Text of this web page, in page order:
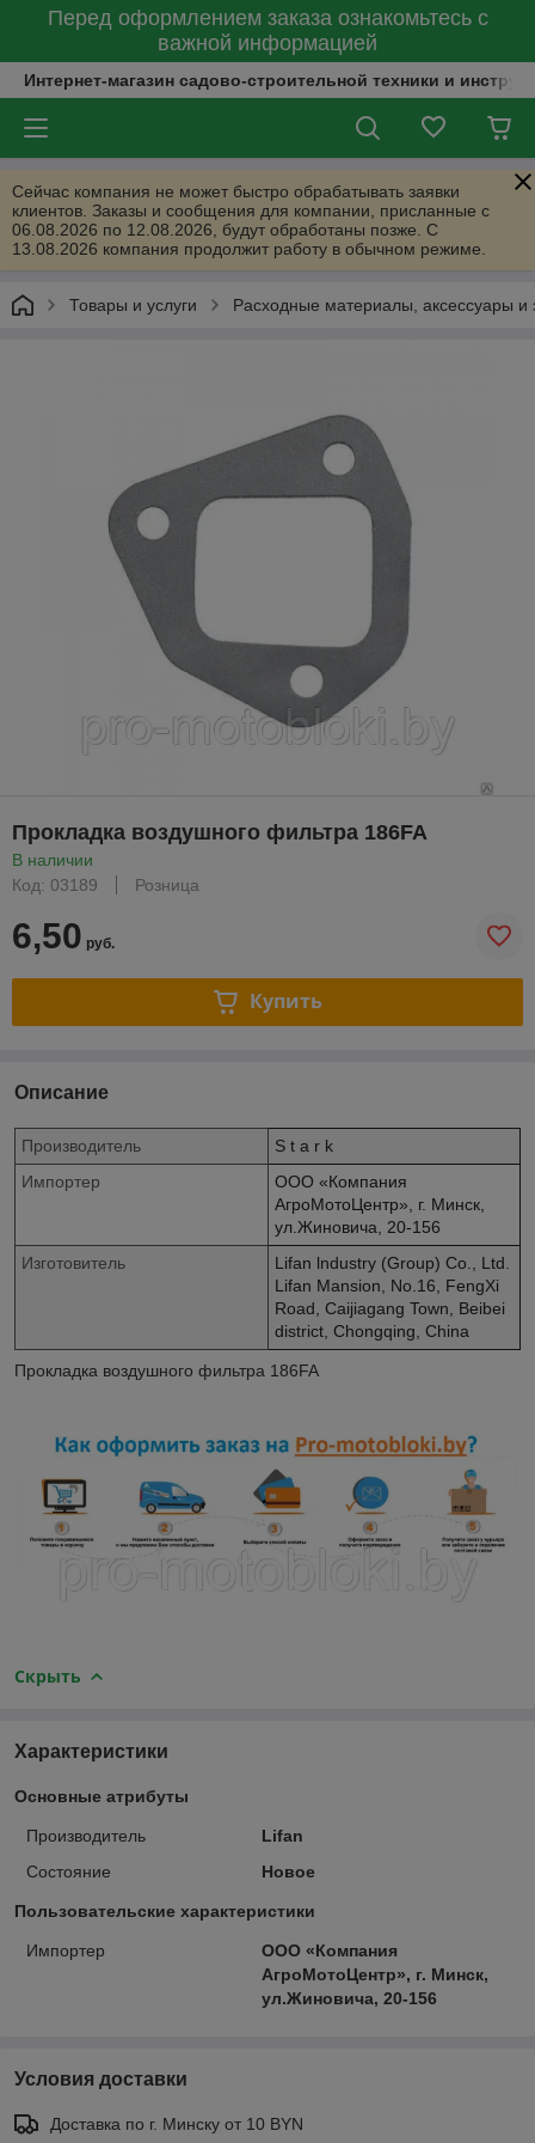
Перед оформлением заказа ознакомьтесь с
важной информацией
Интернет-магазин садово-строительной техники и
Сейчас компания не может быстро обрабатывать заявки
клиентов. Заказы и сообщения для компании, присланные с
06.08.2026 по 12.08.2026, будут обработаны позже. С
13.08.2026 компания продолжит работу в обычном режиме.
Товары и услуги Расходные материалы, аксессуары и
Прокладка воздушного фильтра 186FA
В наличии
Код: 03189
Розница
6,50 руб.
Купить
Описание
Производитель
S t a r k
Импортер
ООО «Компания
АгроМотоЦентр», г. Минск,
ул.Жиновича, 20-156
Изготовитель
Lifan lndustry (Group) Co., Ltd.
Lifan Mansion, No.16, FengXi
Road, Caijiagang Town, Beibei
district, Chongqing, China
Прокладка воздушного фильтра 186FA
Скрыть
Характеристики
Основные атрибуты
Производитель
Lifan
Состояние
Новое
Пользовательские характеристики
Импортер
ООО «Компания
АгроМотоЦентр», г. Минск,
ул.Жиновича, 20-156
Условия доставки
Доставка по г. Минску от 10 BYN